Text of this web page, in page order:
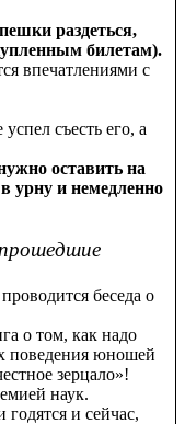
раздеться,
билетам).
впечатлениями с
съесть его, а
оставить на
урну и немедленно
беседа о
о том, как надо
поведения юношей
зерцало»!
наук.
и сейчас,